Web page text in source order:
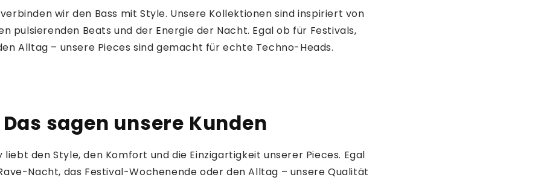
verbinden wir den Bass mit Style. Unsere Kollektionen sind inspiriert von
pulsierenden Beats und der Energie der Nacht. Egal ob für Festivals,
Alltag – unsere Pieces sind gemacht für echte Techno-Heads.
Das sagen unsere Kunden
liebt den Style, den Komfort und die Einzigartigkeit unserer Pieces. Egal
Nacht, das Festival-Wochenende oder den Alltag – unsere Qualität